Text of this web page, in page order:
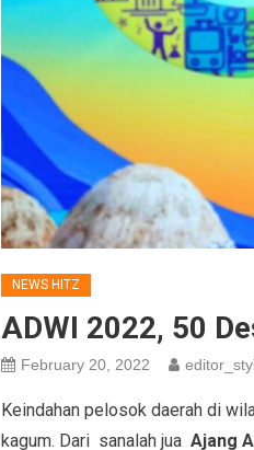
NEWS HITZ
ADWI 2022, 50
February 20, 2022
Keindahan pelosok daerah di
kagum. Dari sanalah jua Ajang